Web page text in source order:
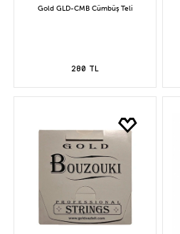
Gold GLD-CMB Cümbüş Teli
280 TL